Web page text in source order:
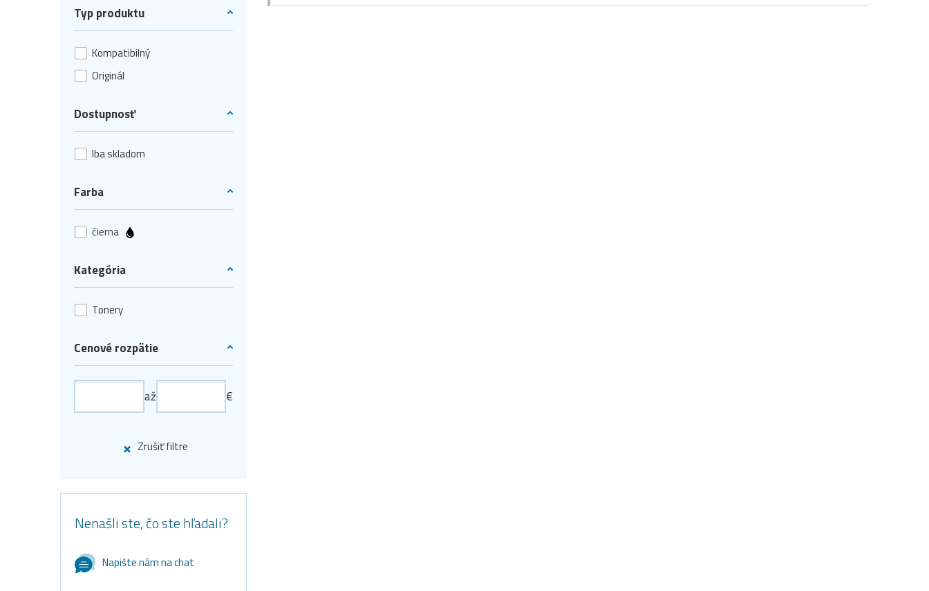
Typ produktu
Kompatibilný
Originál
Dostupnosť
Iba skladom
Farba
čierna
Kategória
Tonery
Cenové rozpätie
až €
Zrušiť filtre
Nenašli ste, čo ste hľadali?
Napište nám na chat